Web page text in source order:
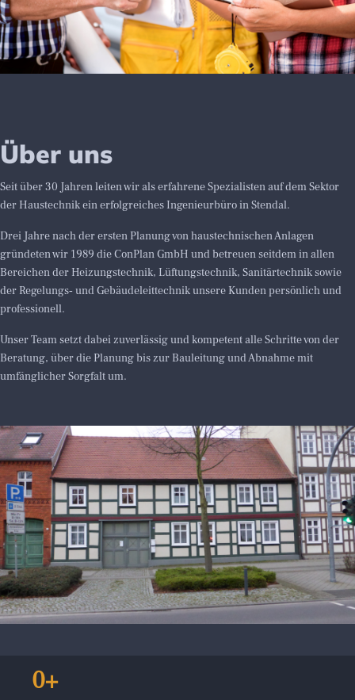
Über uns
Seit über 30 Jahren leiten wir als erfahrene Spezialisten auf dem Sektor
der Haustechnik ein erfolgreiches Ingenieurbüro in Stendal.
Drei Jahre nach der ersten Planung von haustechnischen Anlagen
gründeten wir 1989 die ConPlan GmbH und betreuen seitdem in allen
Bereichen der Heizungstechnik, Lüftungstechnik, Sanitärtechnik sowie
der Regelungs‑ und Gebäudeleittechnik unsere Kunden persönlich und
professionell.
Unser Team setzt dabei zuverlässig und kompetent alle Schritte von der
Beratung, über die Planung bis zur Bauleitung und Abnahme mit
umfänglicher Sorgfalt um.
0